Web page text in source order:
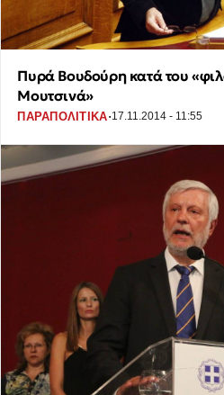
Πυρά Βουδούρη κατά του
Μουτσινά»
ΠΑΡΑΠΟΛΙΤΙΚΑ·17.11.2014 - 11:55